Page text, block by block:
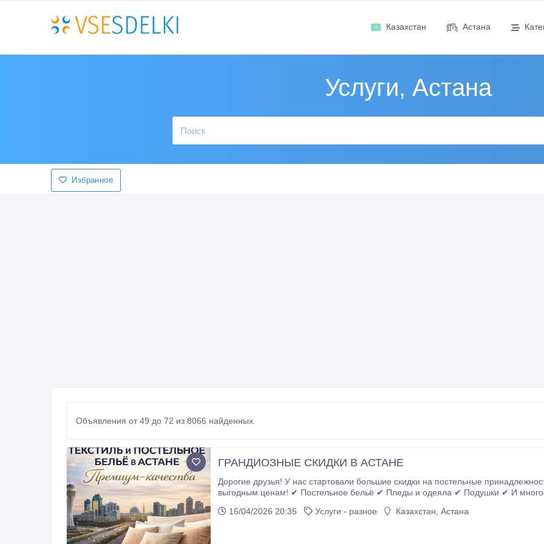
Казахстан Астана
Услуги, Астана
Избранное
Объявления от 49 до 72 из 8066 найденных.
ГРАНДИОЗНЫЕ СКИДКИ В АСТАНЕ
Дорогие друзья! У нас стартовали большие скидки на постельные принадлежности и текстиль. ЛЮКС-качество по самым
выгодным ценам! ✔ Постельное бельё ✔ Пледы и одеяла ✔ Подушки ✔ И многое другое Работаем в розницу и оптом г. Астана,
16/04/2026 20:35
Услуги - разное Казахстан, Астана